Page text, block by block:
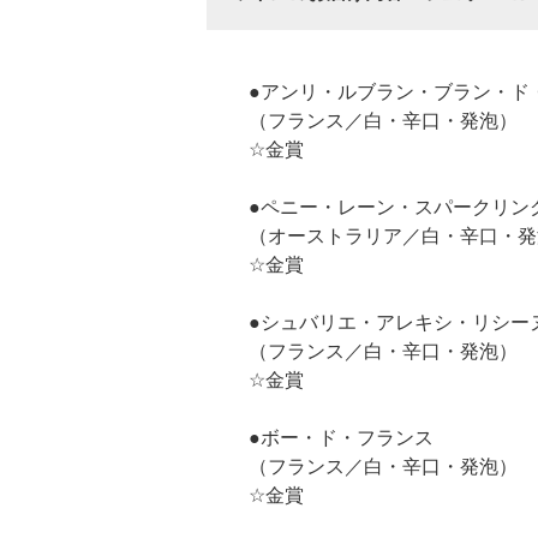
●アンリ・ルブラン・ブラン・ド
（フランス／白・辛口・発泡）
☆金賞
●ペニー・レーン・スパークリン
（オーストラリア／白・辛口・発
☆金賞
●シュバリエ・アレキシ・リシー
（フランス／白・辛口・発泡）
☆金賞
●ボー・ド・フランス
（フランス／白・辛口・発泡）
☆金賞